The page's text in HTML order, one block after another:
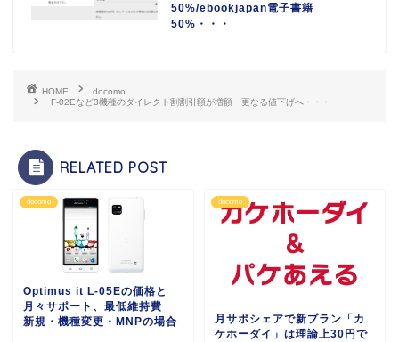
50%/ebookjapan電子書籍
50%・・・
HOME
docomo
F-02Eなど3機種のダイレクト割割引額が増額 更なる値下げへ・・・
RELATED POST
docomo
Optimus it L-05Eの価格と
月々サポート、最低維持費
新規・機種変更・MNPの場合
docomo
月サポシェアで新プラン「カ
ケホーダイ」は理論上30円で